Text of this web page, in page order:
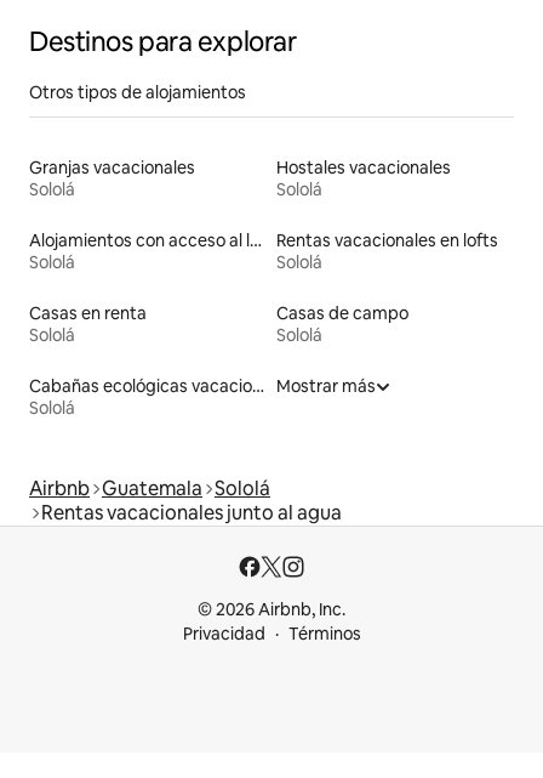
Destinos para explorar
Otros tipos de alojamientos
Granjas vacacionales
Sololá
Hostales vacacionales
Sololá
Alojamientos con acceso al lago
Sololá
Rentas vacacionales en lofts
Sololá
Casas en renta
Sololá
Casas de campo
Sololá
Cabañas ecológicas vacacionales
Sololá
Mostrar más
Airbnb Guatemala Sololá
Rentas vacacionales junto al agua
© 2026 Airbnb, Inc.
Privacidad
Términos